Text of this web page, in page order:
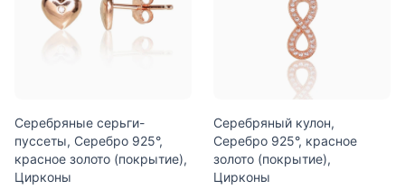
Серебряные серьги-
пуссеты, Серебро 925°,
красное золото (покрытие),
Цирконы
Серебряный кулон,
Серебро 925°, красное
золото (покрытие),
Цирконы